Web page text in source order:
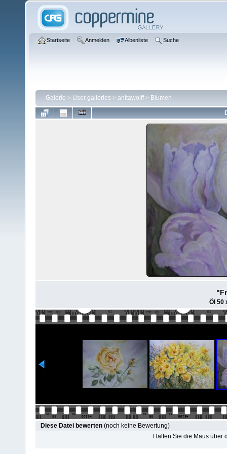
Startseite Anmelden Albenliste Suche
Galerie > User galleries > anitawolff > Blumen
Öl 50
Diese Datei bewerten (noch keine Bewertung)
Halten Sie die Maus über